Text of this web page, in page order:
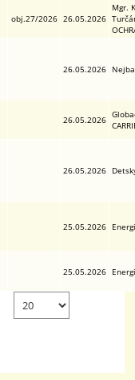
obj.27/2026 26.05.2026
Mgr.
26.05.2026
26.05.2026
26.05.2026
25.05.2026
25.05.2026